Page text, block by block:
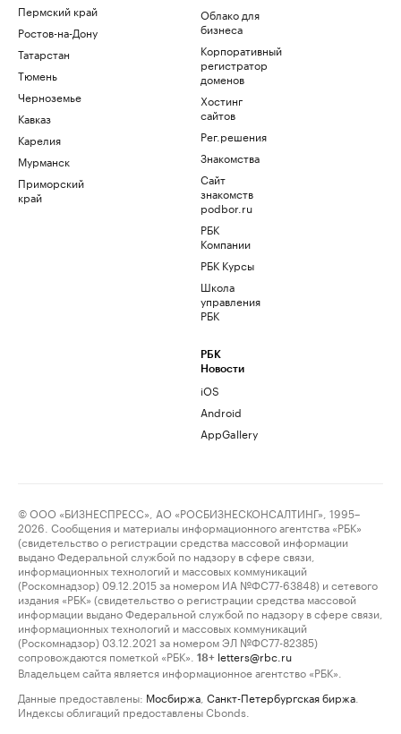
Пермский край
Ростов-на-Дону
Татарстан
Тюмень
Черноземье
Кавказ
Карелия
Мурманск
Приморский
край
Облако для
бизнеса
Корпоративный
регистратор
доменов
Хостинг
сайтов
Рег.решения
Знакомства
Сайт
знакомств
podbor.ru
РБК
Компании
РБК Курсы
Школа
управления
РБК
РБК
Новости
iOS
Android
AppGallery
© ООО «БИЗНЕСПРЕСС», АО «РОСБИЗНЕСКОНСАЛТИНГ», 1995–
2026. Сообщения и материалы информационного агентства «РБК»
(свидетельство о регистрации средства массовой информации
выдано Федеральной службой по надзору в сфере связи,
информационных технологий и массовых коммуникаций
(Роскомнадзор) 09.12.2015 за номером ИА №ФС77-63848) и сетевого
издания «РБК» (свидетельство о регистрации средства массовой
информации выдано Федеральной службой по надзору в сфере связи,
информационных технологий и массовых коммуникаций
(Роскомнадзор) 03.12.2021 за номером ЭЛ №ФС77-82385)
сопровождаются пометкой «РБК».
18+ letters@rbc.ru
Владельцем сайта является информационное агентство «РБК».
Данные предоставлены: Мосбиржа Санкт-Петербургская биржа
Индексы облигаций предоставлены Cbonds.